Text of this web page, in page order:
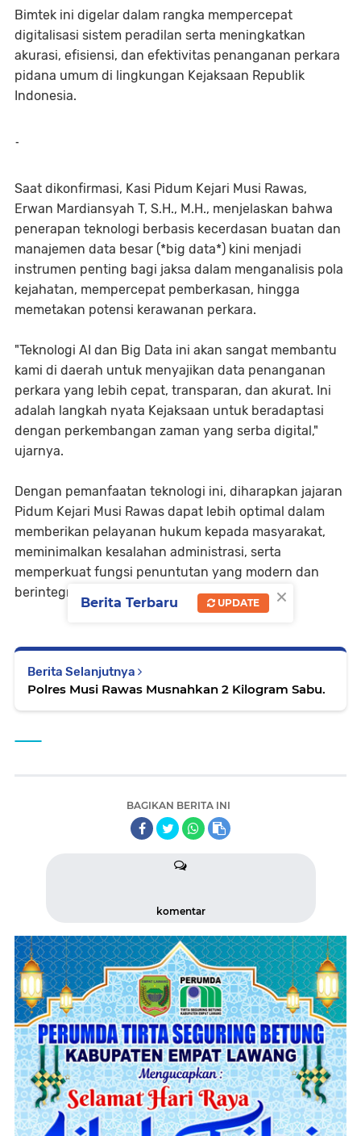
Bimtek ini digelar dalam rangka mempercepat
digitalisasi sistem peradilan serta meningkatkan
akurasi, efisiensi, dan efektivitas penanganan perkara
pidana umum di lingkungan Kejaksaan Republik
Indonesia.
-
Saat dikonfirmasi, Kasi Pidum Kejari Musi Rawas,
Erwan Mardiansyah T, S.H., M.H., menjelaskan bahwa
penerapan teknologi berbasis kecerdasan buatan dan
manajemen data besar (*big data*) kini menjadi
instrumen penting bagi jaksa dalam menganalisis pola
kejahatan, mempercepat pemberkasan, hingga
memetakan potensi kerawanan perkara.
"Teknologi AI dan Big Data ini akan sangat membantu
kami di daerah untuk menyajikan data penanganan
perkara yang lebih cepat, transparan, dan akurat. Ini
adalah langkah nyata Kejaksaan untuk beradaptasi
dengan perkembangan zaman yang serba digital,"
ujarnya.
Dengan pemanfaatan teknologi ini, diharapkan jajaran
Pidum Kejari Musi Rawas dapat lebih optimal dalam
memberikan pelayanan hukum kepada masyarakat,
meminimalkan kesalahan administrasi, serta
memperkuat fungsi penuntutan yang modern dan
berintegritas.
Berita Selanjutnya
Polres Musi Rawas Musnahkan 2 Kilogram Sabu.
BAGIKAN BERITA INI
komentar
×
Berita Terbaru UPDATE